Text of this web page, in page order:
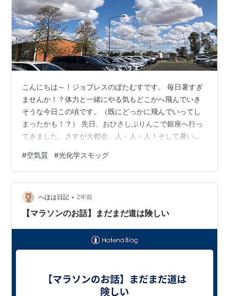
こんにちは～！ジョブレスのぼたむすです。 毎日暑すぎ
ませんか！？体力と一緒にやる気もどこかへ飛んでいき
そうな今日この頃です。（既にどっかに飛んでいってし
まったかも！？） 先日、おひさしぶりんこで銀座へ行っ
てきました。さすが大都会、人・人・人！そして暑い！
ですが、「なんか空気がぼんやりしてるな…」って感じ
たんです。まるで街全体がフィルターをかけたみたい
に、もやっと霞んでる。 その日、スマホの「天気」アプ
リを見たら、いつもの雨レーダーのところに「空気質」
の表示が。しかも「軽度の汚染」って！地図も赤オレン
#空気質 #光化学スモッグ
へほは日記 • 2年前
【マラソンのお話】まだまだ道は険しい